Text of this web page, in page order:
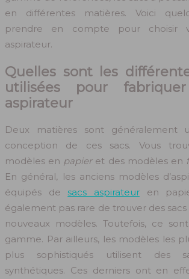
en différentes matières. Voici
prendre en compte pour choisir
aspirateur.
Quelles sont les
utilisées pour
aspirateur
Deux matières sont généralement
conception de ces sacs. Vous
modèles en papieret des modèles en
En général, les anciens modèles
équipés de sacs aspirateuren
également pas rare de trouver des
nouveaux modèles. Toutefois, ce
gamme. Par ailleurs, les modèles les
plus sophistiqués utilisent des
synthétiques. Ces derniers ont en